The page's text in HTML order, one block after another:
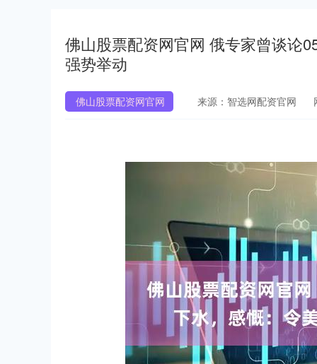
佛山股票配资网官网 俄专家曾谈论
强势举动
佛山股票配资网官网 来源：智选网配资官网